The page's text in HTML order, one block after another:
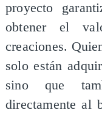
proyecto
obtener el
creaciones.
solo están
sino que
directamente al